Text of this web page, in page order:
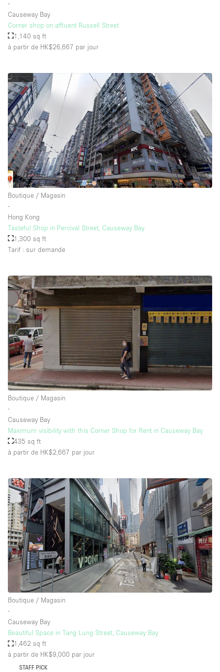
∙
Causeway Bay
Corner shop on affluent Russell Street
1,140 sq ft
à partir de HK$26,667 par jour
Boutique / Magasin
∙
Hong Kong
Tasteful Shop in Percival Street, Causeway Bay
1,300 sq ft
Tarif : sur demande
Boutique / Magasin
∙
Causeway Bay
Maximum visibility with this Corner Shop for Rent in Causeway Bay
435 sq ft
à partir de HK$2,667 par jour
Boutique / Magasin
∙
Causeway Bay
Beautiful Space in Tang Lung Street, Causeway Bay
1,462 sq ft
à partir de HK$9,000 par jour
STAFF PICK